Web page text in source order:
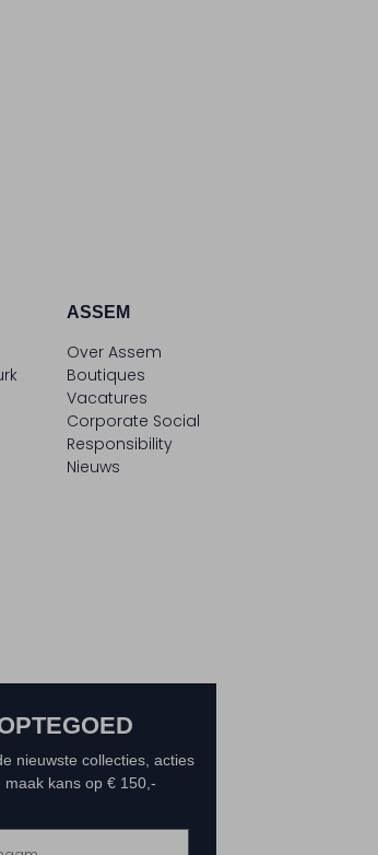
ASSEM
Over Assem
Boutiques
Vacatures
Corporate Social
Responsibility
Nieuws
nieuwste collecties, acties
kans op € 150,-